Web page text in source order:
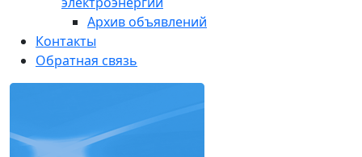
Архив объявлений
Контакты
Обратная связь